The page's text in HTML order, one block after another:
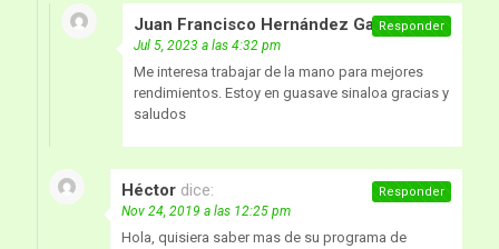
Juan Francisco Hernández García dice:
Jul 5, 2023 a las 4:32 pm
Me interesa trabajar de la mano para mejores
rendimientos. Estoy en guasave sinaloa gracias y
saludos
Responder
Héctor dice:
Nov 24, 2019 a las 12:25 pm
Hola, quisiera saber mas de su programa de
Responder